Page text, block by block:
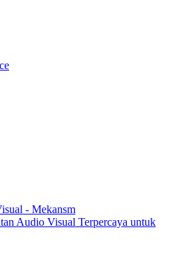
Audio Visual Terpercaya untuk